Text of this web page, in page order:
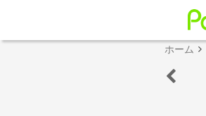
ホーム